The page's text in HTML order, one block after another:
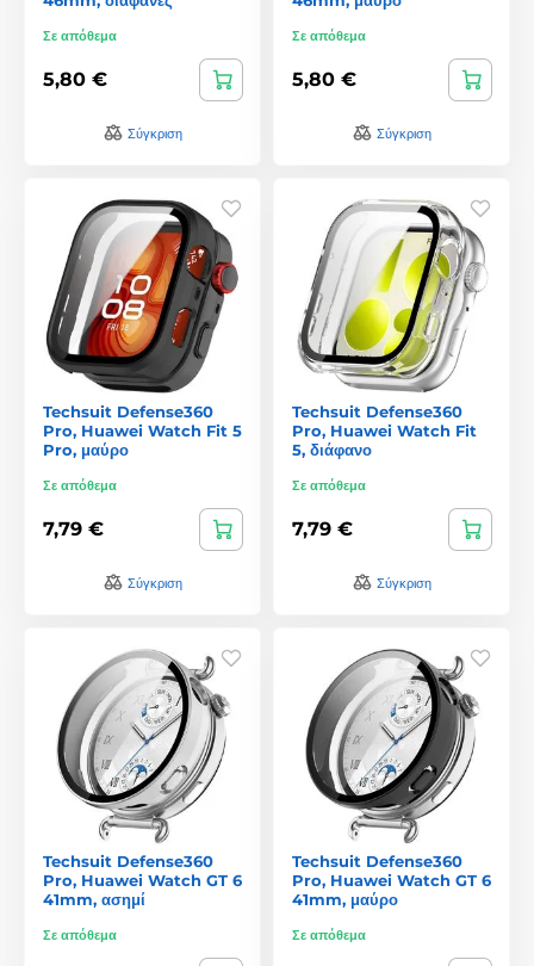
Σε απόθεμα
5,80 €
Σύγκριση
Σε απόθεμα
5,80 €
Σύγκριση
Techsuit Defense360
Pro, Huawei Watch Fit 5
Pro, μαύρο
Σε απόθεμα
7,79 €
Σύγκριση
Techsuit Defense360
Pro, Huawei Watch Fit
5, διάφανο
Σε απόθεμα
7,79 €
Σύγκριση
Techsuit Defense360
Pro, Huawei Watch GT 6
41mm, ασημί
Σε απόθεμα
Techsuit Defense360
Pro, Huawei Watch GT 6
41mm, μαύρο
Σε απόθεμα